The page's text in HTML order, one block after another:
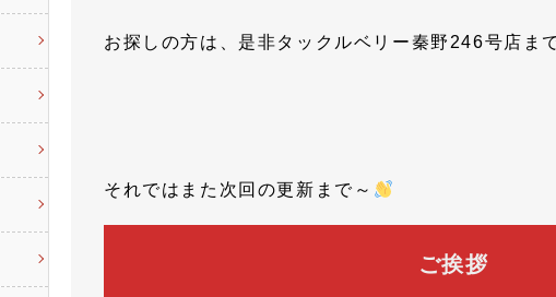
お探しの方は、是非タックルベリー秦野246号店ま
それではまた次回の更新まで～
ご挨拶